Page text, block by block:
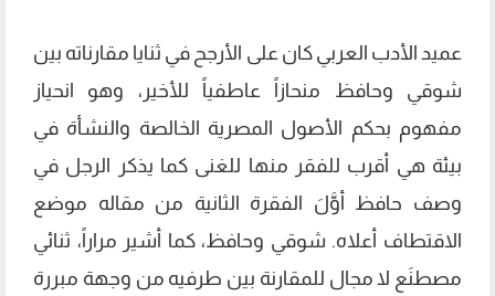
عميد الأدب العربي كان على الأرجح في ثنايا مقارناته بين
شوقي وحافظ منحازاً عاطفياً للأخير، وهو انحياز
مفهوم بحكم الأصول المصرية الخالصة والنشأة في
بيئة هي أقرب للفقر منها للغنى كما يذكر الرجل في
وصف حافظ أوَّلَ الفقرة الثانية من مقاله موضع
الاقتطاف أعلاه. شوقي وحافظ، كما أشير مراراً، ثنائي
مصطنَع لا مجال للمقارنة بين طرفيه من وجهة مبررة